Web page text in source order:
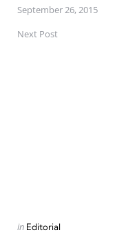
September 26, 2015
Next Post
Posted
in Editorial